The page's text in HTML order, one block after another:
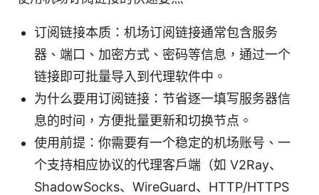
订阅链接本质：机场订阅链接通常包含服务
器、端口、加密方式、密码等信息，通过一个
链接即可批量导入到代理软件中。
为什么要用订阅链接：节省逐一填写服务器信
息的时间，方便批量更新和切换节点。
使用前提：你需要有一个稳定的机场账号、一
个支持相应协议的代理客户端（如 V2Ray、
ShadowSocks、WireGuard、HTTP/HTTPS